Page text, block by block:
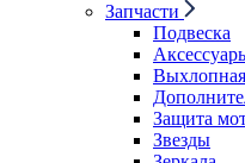
Запчасти
Подвеска
Защита
Звезды